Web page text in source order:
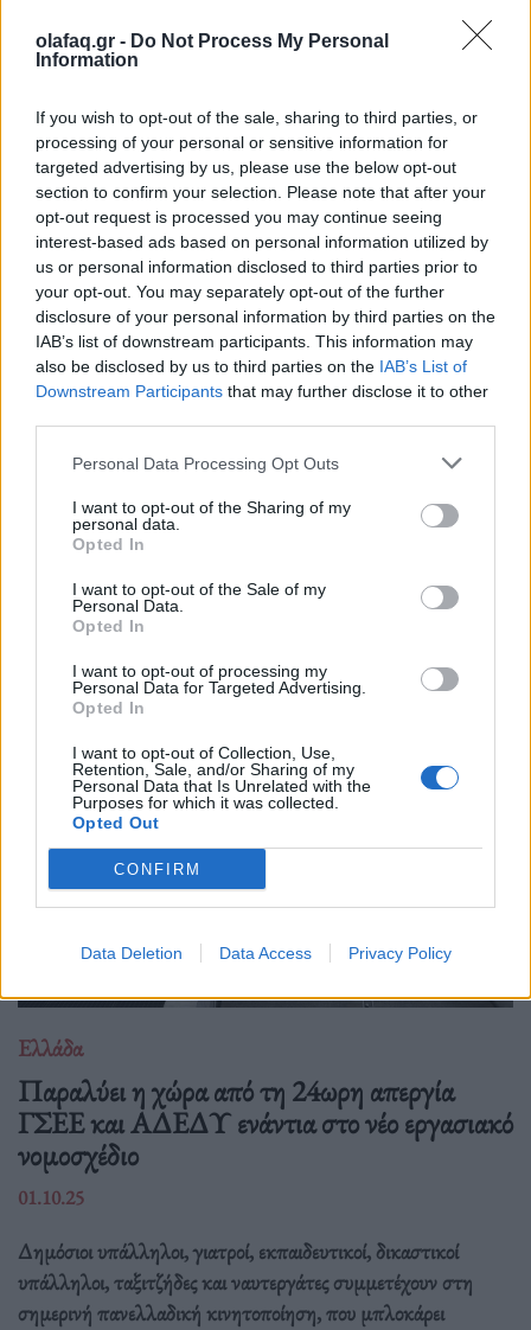
olafaq.gr - Do Not Process My Personal
Information
If you wish to opt-out of the sale, sharing to third parties, or
processing of your personal or sensitive information for
targeted advertising by us, please use the below opt-out
section to confirm your selection. Please note that after your
opt-out request is processed you may continue seeing
interest-based ads based on personal information utilized by
us or personal information disclosed to third parties prior to
your opt-out. You may separately opt-out of the further
disclosure of your personal information by third parties on the
IAB’s list of downstream participants. This information may
also be disclosed by us to third parties on the IAB’s List of
Downstream Participants that may further disclose it to other
Personal Data Processing Opt Outs
I want to opt-out of the Sharing of my
personal data.
Opted In
I want to opt-out of the Sale of my
Personal Data.
Opted In
I want to opt-out of processing my
Personal Data for Targeted Advertising.
Opted In
I want to opt-out of Collection, Use,
Retention, Sale, and/or Sharing of my
Personal Data that Is Unrelated with the
Purposes for which it was collected.
Opted Out
CONFIRM
Data Deletion Data Access Privacy Policy
Δείτε επίσης
Ελλάδα
Ώρα να μπερδευτούμε ξανά: Γυρίζουμε τα
ρολόγια μία ώρα πίσω γιατί… έτσι συνηθίσαμε
16.10.25
Την Κυριακή 26 Οκτωβρίου, στις 04:00 τα ξημερώματα, θα
ξαναζήσουμε το πιο παράλογο ευρωπαϊκό ραντεβού με τον
χρόνο: θα γυρίσουμε τα ρολόγια μας πίσω μία ώρα, για να
"εξοικονομήσουμε ενέργεια".
Ελλάδα
Παραλύει η χώρα από τη 24ωρη απεργία
ΓΣΕΕ και ΑΔΕΔΥ ενάντια στο νέο εργασιακό
νομοσχέδιο
01.10.25
Δημόσιοι υπάλληλοι, γιατροί, εκπαιδευτικοί, δικαστικοί
υπάλληλοι, ταξιτζήδες και ναυτεργάτες συμμετέχουν στη
σημερινή πανελλαδική κινητοποίηση, που μπλοκάρει